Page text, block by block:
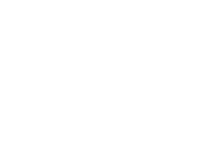
獄後，
珊、陳杰、李勝祥，率各部門迅速應變。港灣
及旅客體驗總經理楊尚偉與夥伴呂芷珊、陳